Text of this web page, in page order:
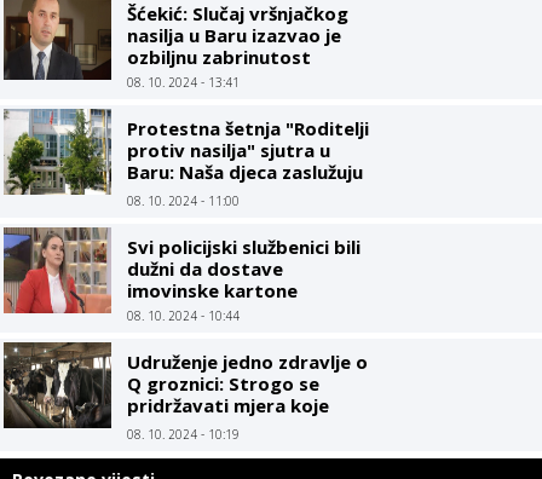
Šćekić: Slučaj vršnjačkog
nasilja u Baru izazvao je
ozbiljnu zabrinutost
08. 10. 2024 - 13:41
Protestna šetnja "Roditelji
protiv nasilja" sjutra u
Baru: Naša djeca zaslužuju
sigurno okruženje
08. 10. 2024 - 11:00
Svi policijski službenici bili
dužni da dostave
imovinske kartone
08. 10. 2024 - 10:44
Udruženje jedno zdravlje o
Q groznici: Strogo se
pridržavati mjera koje
propisuju zdravstvene i
08. 10. 2024 - 10:19